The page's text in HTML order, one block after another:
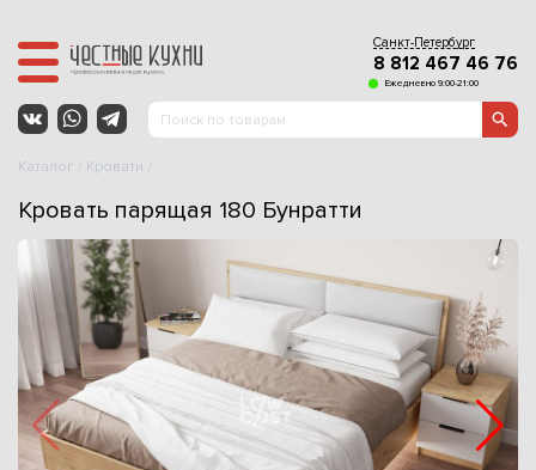
Санкт-Петербург
8 812 467 46 76
Ежедневно 9:00-21:00
Каталог Кровати
Кровать парящая 180 Бунратти